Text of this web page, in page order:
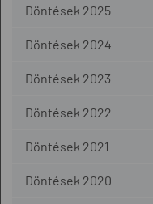
Döntések 2025
Döntések 2024
Döntések 2023
Döntések 2022
Döntések 2021
Döntések 2020